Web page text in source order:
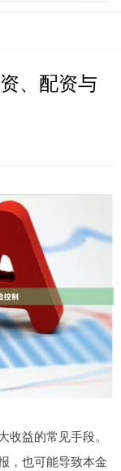
、配资与
益的常见手段。
，也可能导致本金